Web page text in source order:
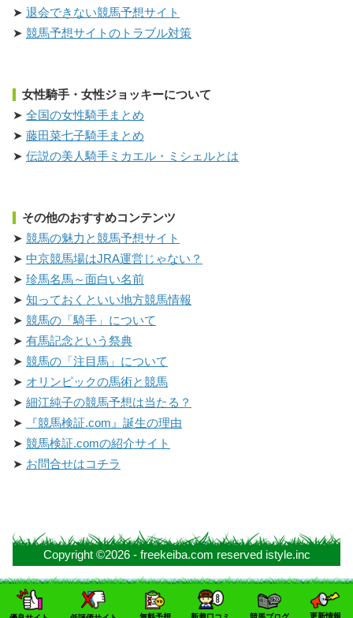
更新情報
退会できない競馬予想サイト
競馬予想サイトのトラブル対策
女性騎手・女性ジョッキーについて
全国の女性騎手まとめ
藤田菜七子騎手まとめ
伝説の美人騎手ミカエル・ミシェルとは
その他のおすすめコンテンツ
競馬の魅力と競馬予想サイト
中京競馬場はJRA運営じゃない？
珍馬名馬～面白い名前
知っておくといい地方競馬情報
競馬の「騎手」について
有馬記念という祭典
競馬の「注目馬」について
オリンピックの馬術と競馬
細江純子の競馬予想は当たる？
『競馬検証.com』誕生の理由
競馬検証.comの紹介サイト
お問合せはコチラ
Copyright ©2026 - freekeiba.com reserved istyle.inc